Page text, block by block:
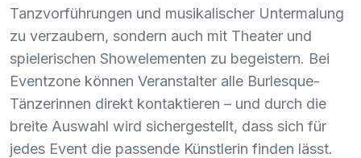
Tanzvorführungen und musikalischer Untermalung
zu verzaubern, sondern auch mit Theater und
spielerischen Showelementen zu begeistern. Bei
Eventzone können Veranstalter alle Burlesque-
Tänzerinnen direkt kontaktieren – und durch die
breite Auswahl wird sichergestellt, dass sich für
jedes Event die passende Künstlerin finden lässt.